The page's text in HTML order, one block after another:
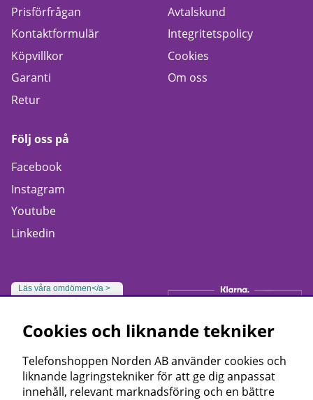
Prisförfrågan
Kontaktformulär
Köpvillkor
Garanti
Retur
Avtalskund
Integritetspolicy
Cookies
Om oss
Följ oss på
Facebook
Instagram
Youtube
Linkedin
Läs våra omdömen</a >
Cookies och liknande tekniker
Telefonshoppen Norden AB använder cookies och
liknande lagringstekniker för att ge dig anpassat
innehåll, relevant marknadsföring och en bättre